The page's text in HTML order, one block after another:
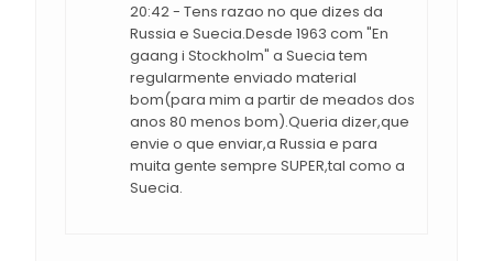
20:42 - Tens razao no que dizes da
Russia e Suecia.Desde 1963 com "En
gaang i Stockholm" a Suecia tem
regularmente enviado material
bom(para mim a partir de meados dos
anos 80 menos bom).Queria dizer,que
envie o que enviar,a Russia e para
muita gente sempre SUPER,tal como a
Suecia.